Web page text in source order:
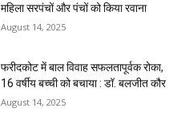
महिला सरपंचों और पंचों को किया रवाना
August 14, 2025
फरीदकोट में बाल विवाह सफलतापूर्वक रोका,
16 वर्षीय बच्ची को बचाया : डॉ. बलजीत कौर
August 14, 2025